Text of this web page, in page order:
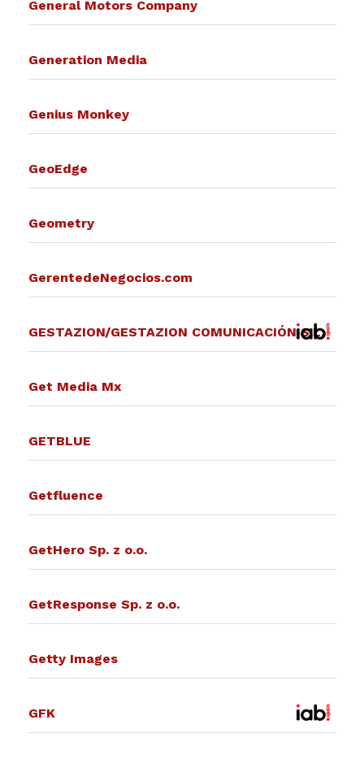
General Motors Company
Generation Media
Genius Monkey
GeoEdge
Geometry
GerentedeNegocios.com
GESTAZION/GESTAZION COMUNICACIÓN S.L.
Get Media Mx
GETBLUE
Getfluence
GetHero Sp. z o.o.
GetResponse Sp. z o.o.
Getty Images
GFK